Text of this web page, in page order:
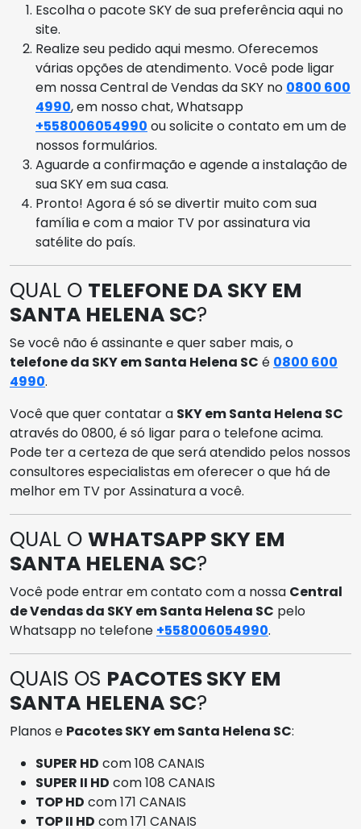
Escolha o pacote SKY de sua preferência aqui no
site.
Realize seu pedido aqui mesmo. Oferecemos
várias opções de atendimento. Você pode ligar
em nossa Central de Vendas da SKY no 0800 600
4990, em nosso chat, Whatsapp
+558006054990 ou solicite o contato em um de
nossos formulários.
Aguarde a confirmação e agende a instalação de
sua SKY em sua casa.
Pronto! Agora é só se divertir muito com sua
família e com a maior TV por assinatura via
satélite do país.
QUAL O TELEFONE DA SKY EM
SANTA HELENA SC?
Se você não é assinante e quer saber mais, o
telefone da SKY em Santa Helena SC é 0800 600
4990.
Você que quer contatar a SKY em Santa Helena SC
através do 0800, é só ligar para o telefone acima.
Pode ter a certeza de que será atendido pelos nossos
consultores especialistas em oferecer o que há de
melhor em TV por Assinatura a você.
QUAL O WHATSAPP SKY EM
SANTA HELENA SC?
Você pode entrar em contato com a nossa Central
de Vendas da SKY em Santa Helena SC pelo
Whatsapp no telefone +558006054990.
QUAIS OS PACOTES SKY EM
SANTA HELENA SC?
Planos e Pacotes SKY em Santa Helena SC:
SUPER HD com 108 CANAIS
SUPER II HD com 108 CANAIS
TOP HD com 171 CANAIS
TOP II HD com 171 CANAIS